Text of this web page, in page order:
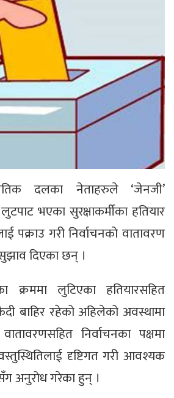
दलका नेताहरुले ‘जेनजी’
भएका सुरक्षाकर्मीका हतियार
पक्राउ गरी निर्वाचनको वातावरण
दिएका छन् ।
क्रममा लुटिएका हतियारसहित
बाहिर रहेको अहिलेको अवस्थामा
निर्वाचनका पक्षमा
दृष्टिगत गरी आवश्यक
अनुरोध गरेका हुन् ।